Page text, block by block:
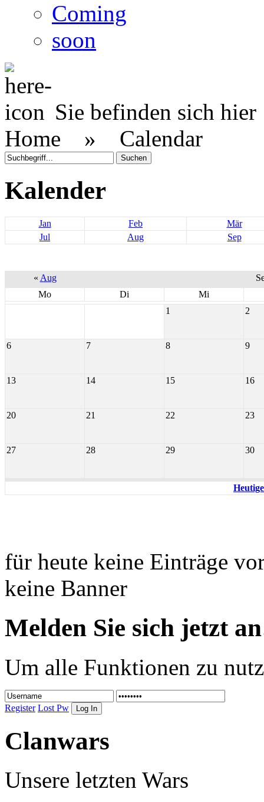
Coming
soon
Sie befinden sich hier
Home » Calendar
Kalender
Jan Feb
Mär
Jul
Aug Sep
« Aug
Mo
Di
Mi
1
2
6 7 8 9
13 14 15 16
20 21 22 23
27 28 29 30
für heute keine Einträge
keine Banner
Melden Sie sich jetzt
Um alle Funktionen zu
Register Lost Pw
Clanwars
Unsere letzten Wars